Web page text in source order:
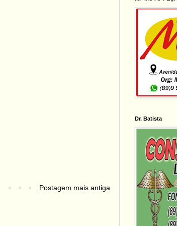
Postagem mais antiga
Dr. Batista